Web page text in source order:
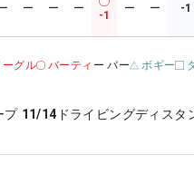
ー ー ー
-1
ー ー -1
ーグル バーティ ー パー ボギー
プ 11/14 ドライビングディスタ